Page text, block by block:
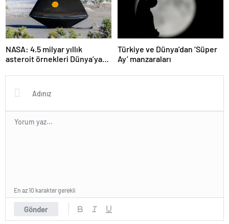
NASA: 4.5 milyar yıllık
asteroit örnekleri Dünya’ya
başlangıcına ışık tutabilir
Türkiye ve Dünya’dan ‘Süper
Ay’ manzaraları
Gönder
En az 10 karakter gerekli